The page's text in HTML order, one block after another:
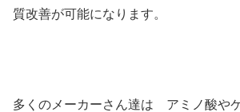
質改善が可能になります。
多くのメーカーさん達は アミノ酸や